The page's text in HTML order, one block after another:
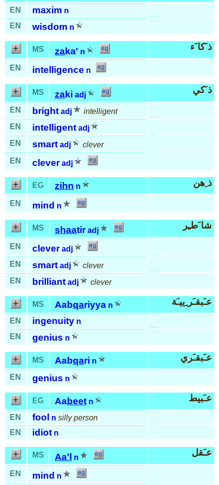
EN maxim n
EN
wisdom n
MS zaka' n ذ َكا َء
EN intelligence n
MS zaki adj ذ َكي
EN bright adj
intelligent
EN
intelligent adj
EN
smart adj
clever
EN
clever adj
EG zihn n ذ ِهن
EN mind n
MS shaatir adj شا َطـِر
EN clever adj
EN
smart adj
clever
EN
brilliant adj clever
MS Aabqariyya n عـَبقـَر ِييـَة
EN ingenuity n
EN
genius n
MS Aabqari n عـَبقـَري
EN genius n
EG Aabeet n عـَبيط
EN fool n silly person
EN
idiot n
MS Aa'l n عـَقل
EN mind n